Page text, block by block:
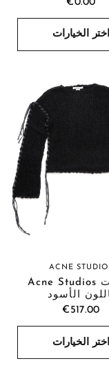
€0.00
اختر الخيارات
ACNE
سترات Acne Studios
الأسود
€517.00
اختر الخيارات